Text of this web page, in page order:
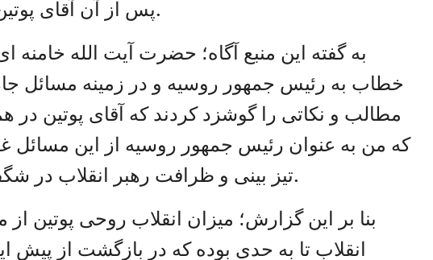
پس از آن آقای پوتین مشخص بود.
به گفته این منبع آگاه؛ حضرت آیت الله خامنه
خطاب به رئیس جمهور روسیه و در زمینه مسائل
مطالب و نکاتی را گوشزد کردند که آقای پوتین در
که من به عنوان رئیس جمهور روسیه از این مسائل
تیز بینی و ظرافت رهبر انقلاب در شگفت می شوند.
بنا بر این گزارش؛ میزان انقلاب روحی پوتین از
انقلاب تا به حدی بوده که در بازگشت از پیش